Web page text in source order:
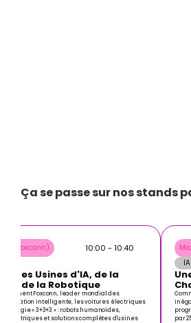
Ça se passe sur nos stands
(Foxconn) 10:00 - 10:40
des Usines d'IA, de la
et de la Robotique
Foxconn, leader mondial des
fabrication intelligente, les voitures électriques
« 3+3+3 » : robots humanoïdes,
électriques et solutions complètes d'usines
par